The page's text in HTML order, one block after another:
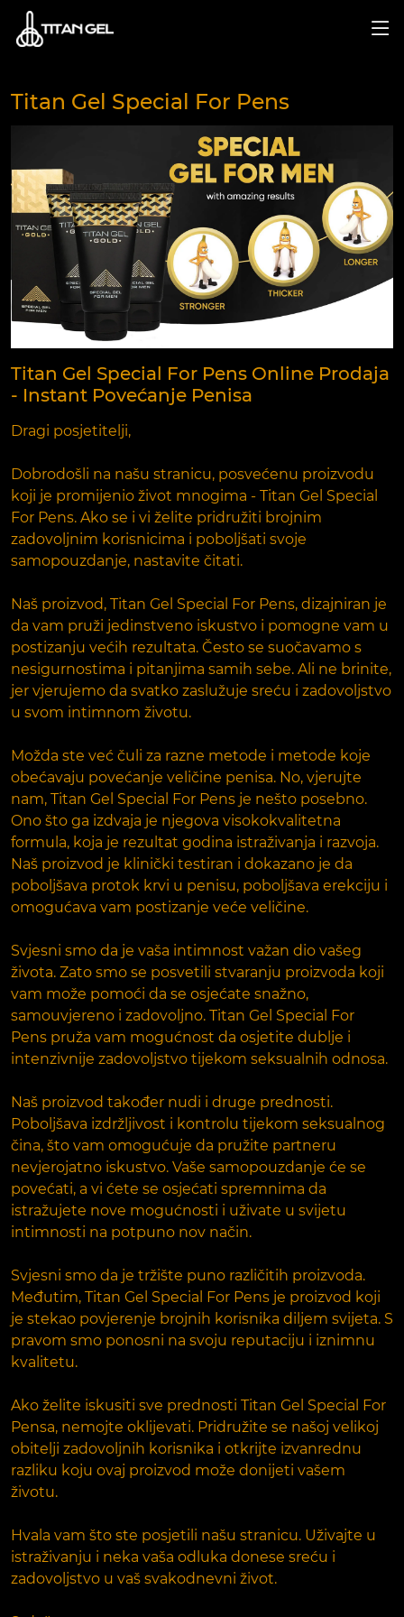
Titan Gel Special For Pens
Titan Gel Special For Pens Online Prodaja
- Instant Povećanje Penisa
Dragi posjetitelji,
Dobrodošli na našu stranicu, posvećenu proizvodu
koji je promijenio život mnogima - Titan Gel Special
For Pens. Ako se i vi želite pridružiti brojnim
zadovoljnim korisnicima i poboljšati svoje
samopouzdanje, nastavite čitati.
Naš proizvod, Titan Gel Special For Pens, dizajniran je
da vam pruži jedinstveno iskustvo i pomogne vam u
postizanju većih rezultata. Često se suočavamo s
nesigurnostima i pitanjima samih sebe. Ali ne brinite,
jer vjerujemo da svatko zaslužuje sreću i zadovoljstvo
u svom intimnom životu.
Možda ste već čuli za razne metode i metode koje
obećavaju povećanje veličine penisa. No, vjerujte
nam, Titan Gel Special For Pens je nešto posebno.
Ono što ga izdvaja je njegova visokokvalitetna
formula, koja je rezultat godina istraživanja i razvoja.
Naš proizvod je klinički testiran i dokazano je da
poboljšava protok krvi u penisu, poboljšava erekciju i
omogućava vam postizanje veće veličine.
Svjesni smo da je vaša intimnost važan dio vašeg
života. Zato smo se posvetili stvaranju proizvoda koji
vam može pomoći da se osjećate snažno,
samouvjereno i zadovoljno. Titan Gel Special For
Pens pruža vam mogućnost da osjetite dublje i
intenzivnije zadovoljstvo tijekom seksualnih odnosa.
Naš proizvod također nudi i druge prednosti.
Poboljšava izdržljivost i kontrolu tijekom seksualnog
čina, što vam omogućuje da pružite partneru
nevjerojatno iskustvo. Vaše samopouzdanje će se
povećati, a vi ćete se osjećati spremnima da
istražujete nove mogućnosti i uživate u svijetu
intimnosti na potpuno nov način.
Svjesni smo da je tržište puno različitih proizvoda.
Međutim, Titan Gel Special For Pens je proizvod koji
je stekao povjerenje brojnih korisnika diljem svijeta. S
pravom smo ponosni na svoju reputaciju i iznimnu
kvalitetu.
Ako želite iskusiti sve prednosti Titan Gel Special For
Pensa, nemojte oklijevati. Pridružite se našoj velikoj
obitelji zadovoljnih korisnika i otkrijte izvanrednu
razliku koju ovaj proizvod može donijeti vašem
životu.
Hvala vam što ste posjetili našu stranicu. Uživajte u
istraživanju i neka vaša odluka donese sreću i
zadovoljstvo u vaš svakodnevni život.